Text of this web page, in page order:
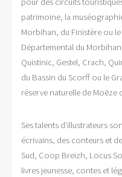
patrimoine, la
Morbihan, du Finistère ou
Départemental du
Quistinic, Gestel, Crach,
du Bassin du Scorff ou le
réserve naturelle de Moëze
Ses talents d’illustrateurs
écrivains, des conteurs et
Sud, Coop Breizh, Locus
livres jeunesse, contes et